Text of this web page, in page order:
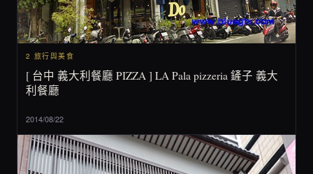
2 旅行與美食
[ 台中 義大利餐廳 PIZZA ] LA Pala pizzeria 鏟子 義大
利餐廳
2014/08/22